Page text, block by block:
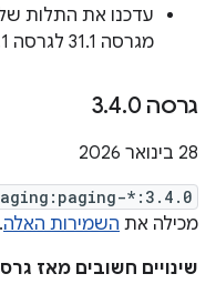
מגרסה 31.1 לגרסה 32.0.1.
גרסה 3 .4.0
‫28 בינואר 2026
*:3.4.0
מכילה את השמירות האלה.
שינויים חשובים מאז גרסה